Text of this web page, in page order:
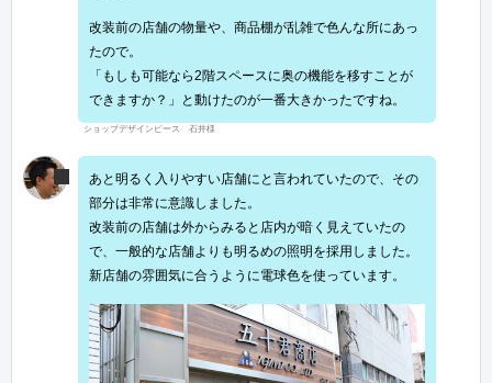
改装前の店舗の物量や、商品棚が乱雑で色んな所にあっ
たので。
「もしも可能なら2階スペースに奥の機能を移すことが
できますか？」と動けたのが一番大きかったですね。
ショップデザインピース 石井様
あと明るく入りやすい店舗にと言われていたので、その
部分は非常に意識しました。
改装前の店舗は外からみると店内が暗く見えていたの
で、一般的な店舗よりも明るめの照明を採用しました。
新店舗の雰囲気に合うように電球色を使っています。